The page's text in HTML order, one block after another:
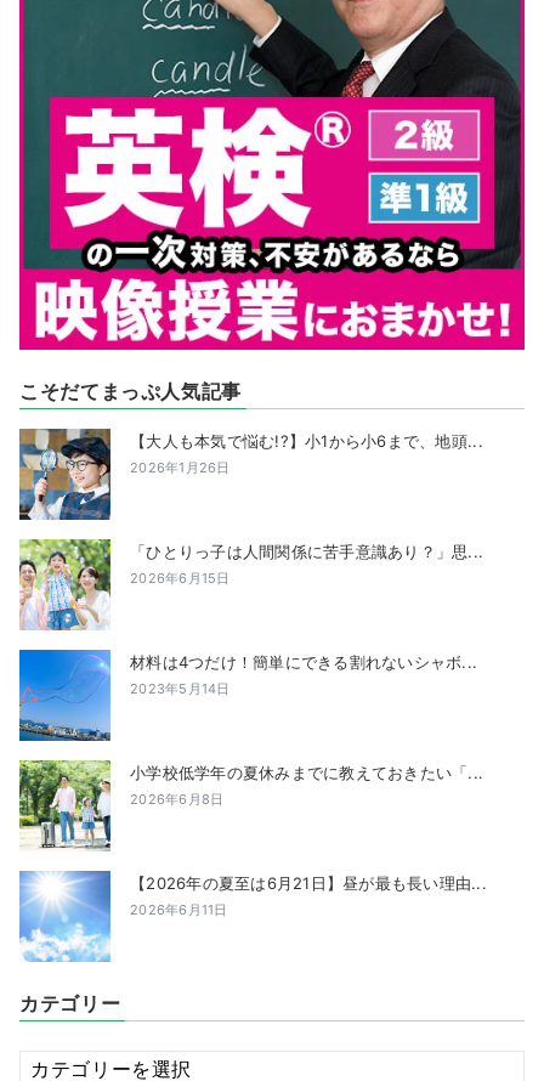
こそだてまっぷ人気記事
【大人も本気で悩む!?】小1から小6まで、地頭...
2026年1月26日
「ひとりっ子は人間関係に苦手意識あり？」思...
2026年6月15日
材料は4つだけ！簡単にできる割れないシャボ...
2023年5月14日
小学校低学年の夏休みまでに教えておきたい「...
2026年6月8日
【2026年の夏至は6月21日】昼が最も長い理由...
2026年6月11日
カテゴリー
カ